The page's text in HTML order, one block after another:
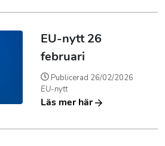
EU-nytt 26
februari
Publicerad 26/02/2026
EU-nytt
Läs mer här